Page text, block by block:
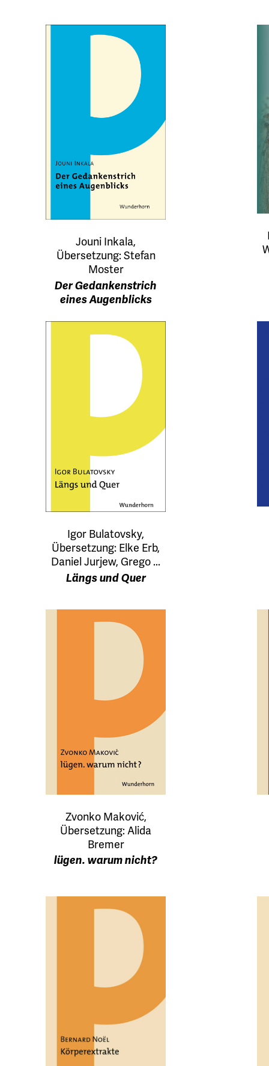
Jouni Inkala,
Übersetzung: Stefan
Moster
Der Gedankenstrich
eines Augenblicks
Igor Bulatovsky,
Übersetzung: Elke Erb,
Daniel Jurjew, Grego ...
Längs und Quer
Zvonko Maković,
Übersetzung: Alida
Bremer
lügen. warum nicht?